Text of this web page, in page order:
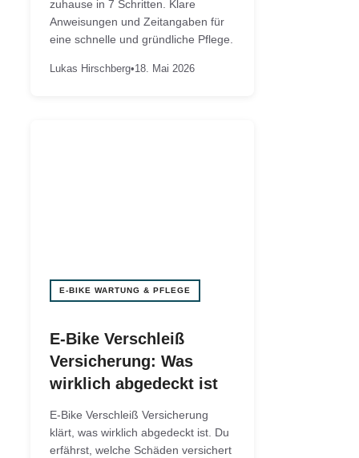
zuhause in 7 Schritten. Klare
Anweisungen und Zeitangaben für
eine schnelle und gründliche Pflege.
Lukas Hirschberg•18. Mai 2026
E-BIKE WARTUNG & PFLEGE
E-Bike Verschleiß
Versicherung: Was
wirklich abgedeckt ist
E-Bike Verschleiß Versicherung
klärt, was wirklich abgedeckt ist. Du
erfährst, welche Schäden versichert